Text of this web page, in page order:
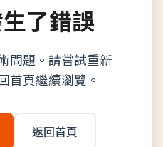
了錯誤
問題。請嘗試重新
首頁繼續瀏覽。
返回首頁